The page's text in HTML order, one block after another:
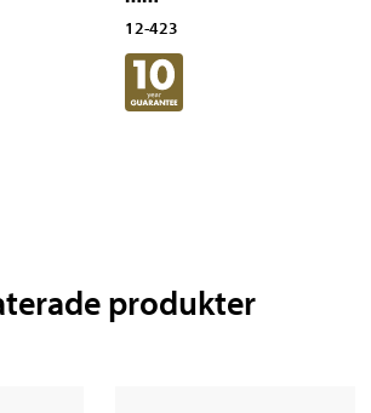
12-423
produkter